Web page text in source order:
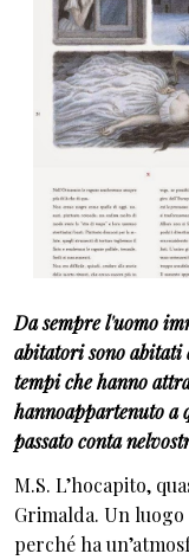
Da sempre l'uomo
abitatori sono abitati
tempi che hanno
hannoappartenuto a
passato conta
M.S. L’hocapito,
Grimalda. Un
perché ha